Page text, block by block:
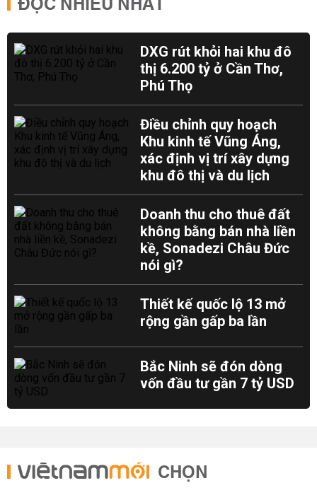
DXG rút khỏi hai khu đô
thị 6.200 tỷ ở Cần Thơ,
Phú Thọ
Điều chỉnh quy hoạch
Khu kinh tế Vũng Áng,
xác định vị trí xây dựng
khu đô thị và du lịch
Doanh thu cho thuê đất
không bằng bán nhà liền
kề, Sonadezi Châu Đức
nói gì?
Thiết kế quốc lộ 13 mở
rộng gần gấp ba lần
Bắc Ninh sẽ đón dòng
vốn đầu tư gần 7 tỷ USD
CHỌN